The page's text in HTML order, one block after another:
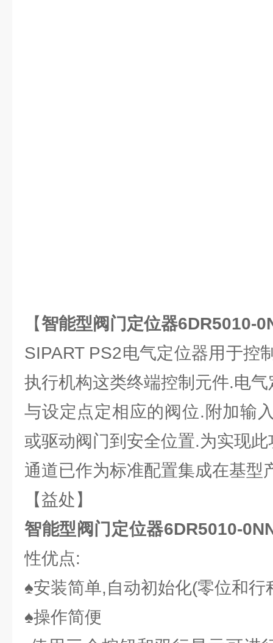
【智能型阀门定位器6DR5010-
SIPART PS2电气定位器用于控
执行机构这类终端控制元件.电
与设定点定相应的阀位.附加输
或驱动阀门到安全位置.为实现
通道已作为标准配置集成在基型
【益处】
智能型阀门定位器6DR5010-
性优点:
♠安装简单,自动初始化(零位和行
♠操作简便